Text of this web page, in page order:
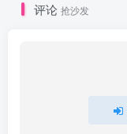
评论 抢沙发